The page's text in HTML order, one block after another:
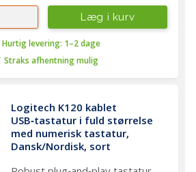
Hurtig levering: 1–2 dage
Straks afhentning mulig
Læg i kurv
Logitech K120 kablet
USB‑tastatur i fuld størrelse
med numerisk tastatur,
Dansk/Nordisk, sort